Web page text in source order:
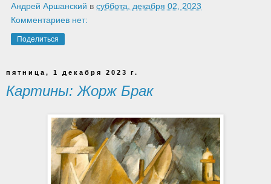
Андрей Аршанский в суббота, декабря 02, 2023
Комментариев нет:
Поделиться
пятница, 1 декабря 2023 г.
Картины: Жорж Брак